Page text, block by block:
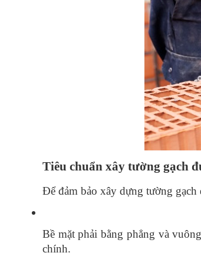
Tiêu chuẩn xây tường gạch
Để đảm bảo xây dựng tường gạch
Bề mặt phải bằng phẳng và
chính.